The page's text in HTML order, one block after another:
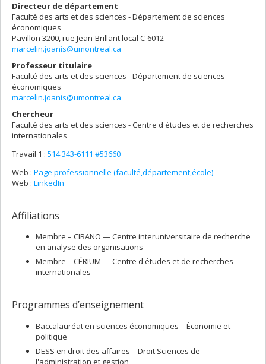
Directeur de département
Faculté des arts et des sciences - Département de sciences
économiques
Pavillon 3200, rue Jean-Brillantlocal C-6012
marcelin.joanis@umontreal.ca
Professeur titulaire
Faculté des arts et des sciences - Département de sciences
économiques
marcelin.joanis@umontreal.ca
Chercheur
Faculté des arts et des sciences - Centre d'études et de recherches
internationales
Travail 1 : 514 343-6111 #53660
Web : Page professionnelle (faculté,département,école)
Web : LinkedIn
Affiliations
Membre – CIRANO — Centre interuniversitaire de recherche
en analyse des organisations
Membre – CÉRIUM — Centre d'études et de recherches
internationales
Programmes d’enseignement
Baccalauréat en sciences économiques – Économie et
politique
DESS en droit des affaires – Droit Sciences de
l'administration et gestion